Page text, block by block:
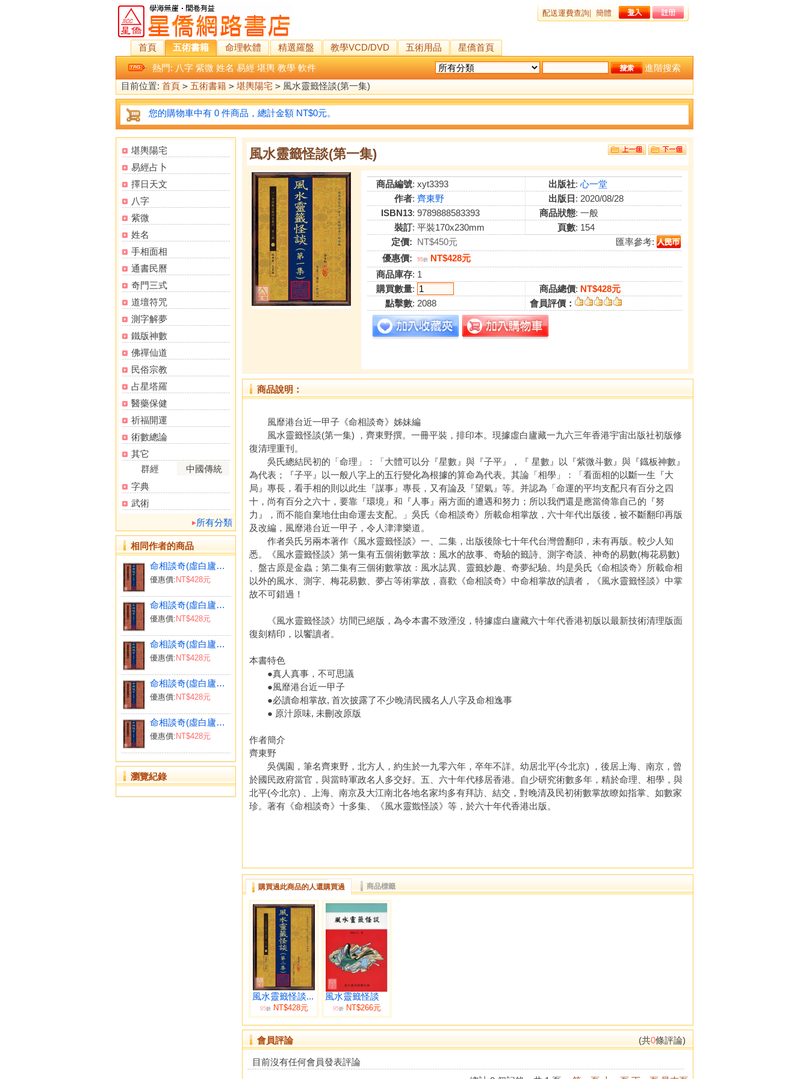
配送運費查詢 簡體
首頁 五術書籍 命理軟體 精選羅盤 教學VCD/DVD 五術用品
星僑首頁
熱門: 八字 紫微 姓名 易經 堪輿 教學 軟件
進階搜索
目前位置: 首頁 > 五術書籍 > 堪輿陽宅 > 風水靈籤怪談(第一集)
您的購物車中有 0 件商品，總計金額 NT$0元。
堪輿陽宅
易經占卜
擇日天文
八字
紫微
姓名
手相面相
通書民曆
奇門三式
道壇符咒
測字解夢
鐵版神數
佛禪仙道
民俗宗教
占星塔羅
醫藥保健
祈福開運
術數總論
其它
群經
中國傳統
字典
武術
所有分類
相同作者的商品
命相談奇(虛白廬藏本) 第七集
優惠價: NT$428元
命相談奇(虛白廬藏本) 第一集
優惠價: NT$428元
命相談奇(虛白廬藏本) 第二集
優惠價: NT$428元
命相談奇(虛白廬藏本) 第六集
優惠價: NT$428元
命相談奇(虛白廬藏本) 第三集
優惠價: NT$428元
瀏覽紀錄
風水靈籤怪談(第一集)
商品編號: xyt3393 出版社: 心一堂
作者: 齊東野 出版日 : 2020/08/28
ISBN13: 9789888583393 商品狀態: 一般
裝訂: 平裝170x230mm 頁數: 154
定價: NT$450元
匯率參考:
優惠價:
95折 NT$428元
商品庫存: 1
購買數量: 商品總價: NT$428元
點擊數: 2088 會員評價：
商品說明：
風靡港台近一甲子《命相談奇》姊妹編
風水靈籤怪談(第一集) ，齊東野撰。一冊平裝，排印本。現據虛白廬藏一九六三年香港宇宙出版社初版修
復清理重刊。
吳氏總結民初的「命理」：「大體可以分『星數』與『子平』，『 星數』以『紫微斗數』與『鐡板神數』
為代表；『子平』以一般八字上的五行變化為根據的算命為代表。其論「相學」：「看面相的以斷一生『大
局』專長，看手相的則以此生『謀事』專長，又有論及『望氣』等。并認為「命運的平均支配只有百分之四
十，尚有百分之六十，要靠『環境』和『人事』兩方面的遭遇和努力；所以我們還是應當倚靠自己的『努
力』，而不能自棄地仕由命運去支配。」吳氏《命相談奇》所載命相掌故，六十年代出版後，被不斷翻印再版
及改編，風靡港台近一甲子，令人津津樂道。
作者吳氏另兩本著作《風水靈籤怪談》一、二集，出版後除七十年代台灣曾翻印，未有再版。較少人知
悉。《風水靈籤怪談》第一集有五個術數掌故：風水的故事、奇驗的籤詩、測字奇談、神奇的易數(梅花易數)
、盤古原是金蟲；第二集有三個術數掌故：風水誌異、靈籤妙趣、奇夢紀驗。均是吳氏《命相談奇》所載命相
以外的風水、測字、梅花易數、夢占等術掌故，喜歡《命相談奇》中命相掌故的讀者，《風水靈籤怪談》中掌
故不可錯過！
《風水靈籤怪談》坊間已絕版，為令本書不致湮沒，特據虛白廬藏六十年代香港初版以最新技術清理版面
復刻精印，以饗讀者。
本書特色
●真人真事，不可思議
●風靡港台近一甲子
●必讀命相掌故, 首次披露了不少晚清民國名人八字及命相逸事
● 原汁原味, 未刪改原版
作者簡介
齊東野
吳偶園，筆名齊東野，北方人，約生於一九零六年，卒年不詳。幼居北平(今北京) ，後居上海、南京，曾
於國民政府當官，與當時軍政名人多交好。五、六十年代移居香港。自少研究術數多年，精於命理、相學，與
北平(今北京) 、上海、南京及大江南北各地名家均多有拜訪、結交，對晚清及民初術數掌故瞭如指掌、如數家
珍。著有《命相談奇》十多集、《風水靈韱怪談》等，於六十年代香港出版。
購買過此商品的人還購買過 商品標籤
風水靈籤怪談...
95折NT$428元
風水靈籤怪談
95折NT$266元
會員評論 (共0條評論)
目前沒有任何會員發表評論